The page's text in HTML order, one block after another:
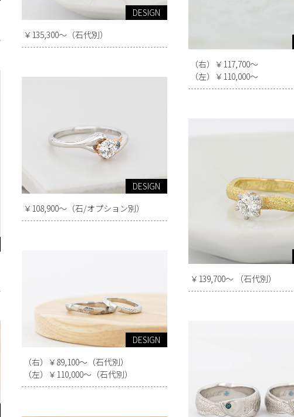
DESIGN
￥135,300～（石代別）
（右）￥117,700～
（左）￥110,000～
DESIGN
￥108,900～（石/オプション別）
￥139,700～ （石代別）
DESIGN
（右）￥89,100～（石代別）
（左）￥110,000～（石代別）